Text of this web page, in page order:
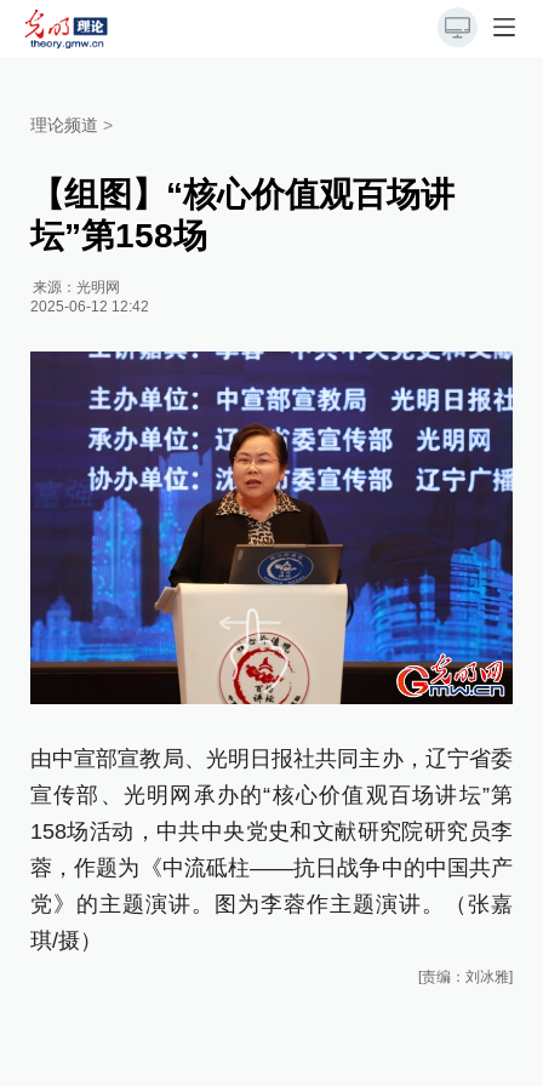
理论频道 >
【组图】“核心价值观百场讲
坛”第158场
来源：光明网
2025-06-12 12:42
由中宣部宣教局、光明日报社共同主办，辽宁省委
宣传部、光明网承办的“核心价值观百场讲坛”第
158场活动，中共中央党史和文献研究院研究员李
蓉，作题为《中流砥柱——抗日战争中的中国共产
党》的主题演讲。图为李蓉作主题演讲。
（张嘉
琪/摄）
[责编：刘冰雅]